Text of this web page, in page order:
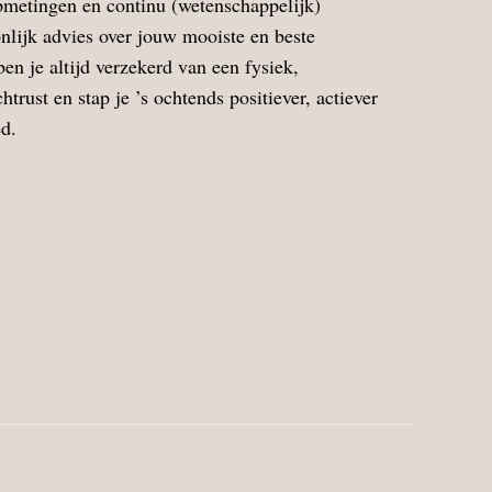
advies over jouw mooiste en beste
je altijd verzekerd van een fysiek,
en stap je ’s ochtends positiever, actiever